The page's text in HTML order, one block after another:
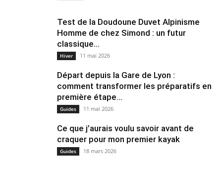
Test de la Doudoune Duvet Alpinisme
Homme de chez Simond : un futur
classique...
Hiver 11 mai 2026
Départ depuis la Gare de Lyon :
comment transformer les préparatifs en
pre⁠mière étape...
Guides 11 mai 2026
Ce que j’aurais voulu savoir avant de
craquer pour mon premier kayak
Guides 18 mars 2026